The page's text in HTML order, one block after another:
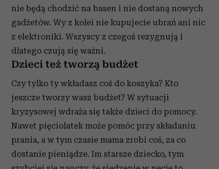
nie będą chodzić na basen i nie dostaną nowych
gadżetów. Wy z kolei nie kupujecie ubrań ani nic
z elektroniki. Wszyscy z czegoś rezygnują i
dlatego czują się ważni.
Dzieci też tworzą budżet
Czy tylko ty wkładasz coś do koszyka? Kto
jeszcze tworzy wasz budżet? W sytuacji
kryzysowej wdraża się także dzieci do pomocy.
Nawet pięciolatek może pomóc przy składaniu
prania, a w tym czasie mama zrobi coś, za co
dostanie pieniądze. Im starsze dziecko, tym